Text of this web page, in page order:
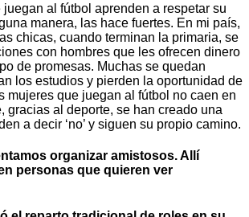
juegan al fútbol aprenden a respetar su
manera, las hace fuertes. En mi país,
chicas, cuando terminan la primaria, se
con hombres que les ofrecen dinero
de promesas. Muchas se quedan
los estudios y pierden la oportunidad de
mujeres que juegan al fútbol no caen en
gracias al deporte, se han creado una
a decir ‘no’ y siguen su propio camino.
organizar amistosos. Allí
personas que quieren ver